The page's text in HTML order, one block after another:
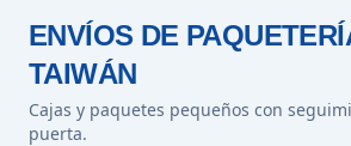
ENVÍOS DE
TAIWÁN
Cajas y paquetes pequeños con
puerta.